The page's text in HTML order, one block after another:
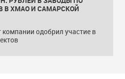
В ХМАО И САМАРСКОЙ
одобрил участие в